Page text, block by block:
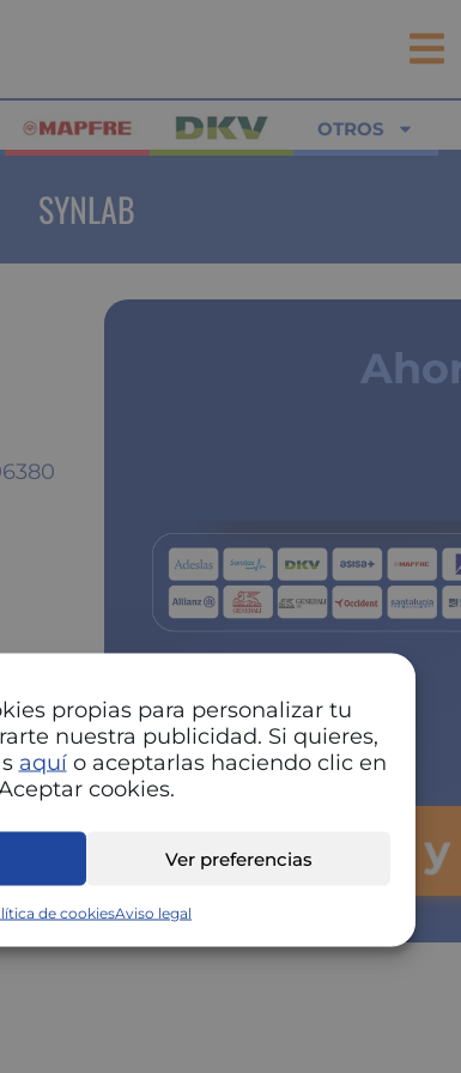
propias para personalizar tu
nuestra publicidad. Si quieres,
aquío aceptarlas haciendo clic en
cookies.
Ver preferencias
de cookiesAviso legal
OTROS
SYNLAB
Pulsa